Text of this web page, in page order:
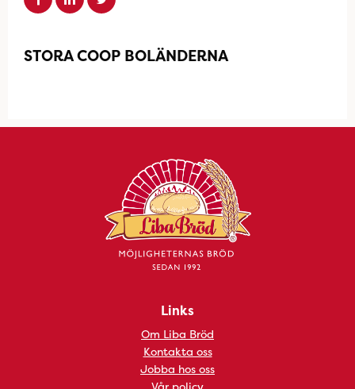
STORA COOP BOLÄNDERNA
Links
Om Liba Bröd
Kontakta oss
Jobba hos oss